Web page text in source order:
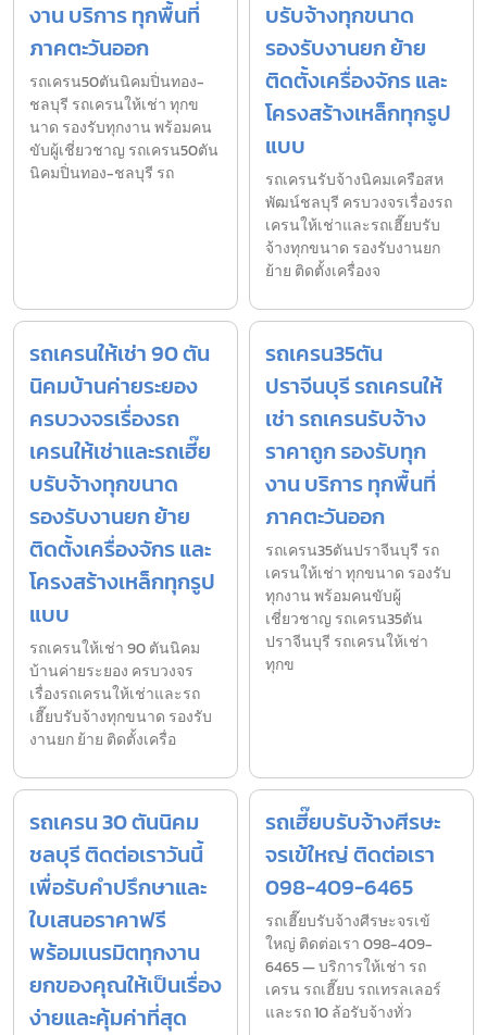
งาน บริการ ทุกพื้นที่
ภาคตะวันออก
รถเครน50ตันนิคมปิ่นทอง-
ชลบุรี รถเครนให้เช่า ทุกข
นาด รองรับทุกงาน พร้อมคน
ขับผู้เชี่ยวชาญ รถเครน50ตัน
นิคมปิ่นทอง-ชลบุรี รถ
บรับจ้างทุกขนาด
รองรับงานยก ย้าย
ติดตั้งเครื่องจักร และ
โครงสร้างเหล็กทุกรูป
แบบ
รถเครนรับจ้างนิคมเครือสห
พัฒน์ชลบุรี ครบวงจรเรื่องรถ
เครนให้เช่าและรถเฮี๊ยบรับ
จ้างทุกขนาด รองรับงานยก
ย้าย ติดตั้งเครื่องจ
รถเครนให้เช่า 90 ตัน
นิคมบ้านค่ายระยอง
ครบวงจรเรื่องรถ
เครนให้เช่าและรถเฮี๊ย
บรับจ้างทุกขนาด
รองรับงานยก ย้าย
ติดตั้งเครื่องจักร และ
โครงสร้างเหล็กทุกรูป
แบบ
รถเครนให้เช่า 90 ตันนิคม
บ้านค่ายระยอง ครบวงจร
เรื่องรถเครนให้เช่าและรถ
เฮี๊ยบรับจ้างทุกขนาด รองรับ
งานยก ย้าย ติดตั้งเครื่อ
รถเครน35ตัน
ปราจีนบุรี รถเครนให้
เช่า รถเครนรับจ้าง
ราคาถูก รองรับทุก
งาน บริการ ทุกพื้นที่
ภาคตะวันออก
รถเครน35ตันปราจีนบุรี รถ
เครนให้เช่า ทุกขนาด รองรับ
ทุกงาน พร้อมคนขับผู้
เชี่ยวชาญ รถเครน35ตัน
ปราจีนบุรี รถเครนให้เช่า
ทุกข
รถเครน 30 ตันนิคม
ชลบุรี ติดต่อเราวันนี้
เพื่อรับคำปรึกษาและ
ใบเสนอราคาฟรี
พร้อมเนรมิตทุกงาน
ยกของคุณให้เป็นเรื่อง
ง่ายและคุ้มค่าที่สุด
รถเฮี๊ยบรับจ้างศีรษะ
จรเข้ใหญ่ ติดต่อเรา
098-409-6465
รถเฮี๊ยบรับจ้างศีรษะจรเข้
ใหญ่ ติดต่อเรา 098-409-
6465 — บริการให้เช่า รถ
เครน รถเฮี๊ยบ รถเทรลเลอร์
และรถ 10 ล้อรับจ้างทั่ว